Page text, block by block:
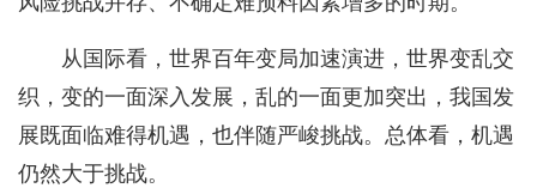
从国际看，世界百年变局加速演进，世界变乱交
织，变的一面深入发展，乱的一面更加突出，我国发
展既面临难得机遇，也伴随严峻挑战。总体看，机遇
仍然大于挑战。